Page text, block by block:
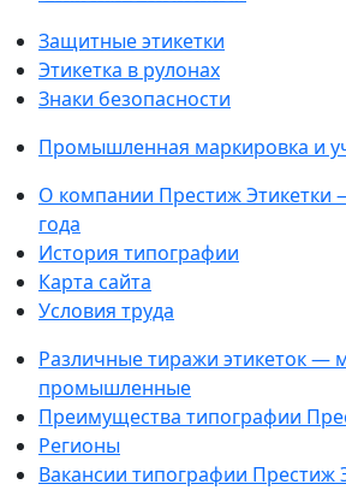
Защитные этикетки
Этикетка в рулонах
Знаки безопасности
Промышленная маркировка и
О компании Престиж Этикетки
года
История типографии
Карта сайта
Условия труда
Различные тиражи этикеток —
промышленные
Преимущества типографии
Регионы
Вакансии типографии Престиж